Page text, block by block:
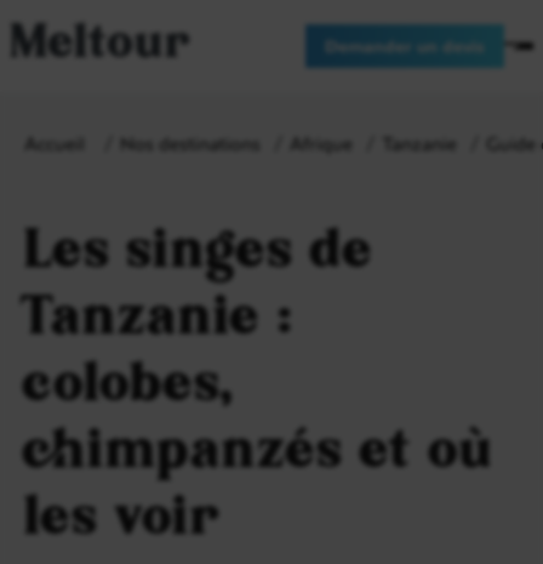
Meltour Demander un devis
Accueil Nos destinations Afrique Tanzanie
Les singes de
Tanzanie :
colobes,
chimpanzés et où
les voir